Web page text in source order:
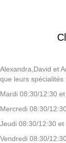
Alexandra,David et
que leurs spécialités
Mardi 08:30/12:30
Mercredi 08:30/
Jeudi 08:30/12:30
Vendredi 08:30/